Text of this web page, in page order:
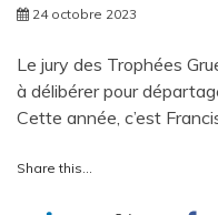
24 octobre 2023
Le jury des Trophées
à délibérer pour
Cette année, c’est
Share this...